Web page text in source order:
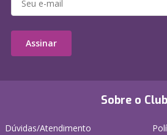
Sobre o
Dúvidas/Atendimento
Assinar